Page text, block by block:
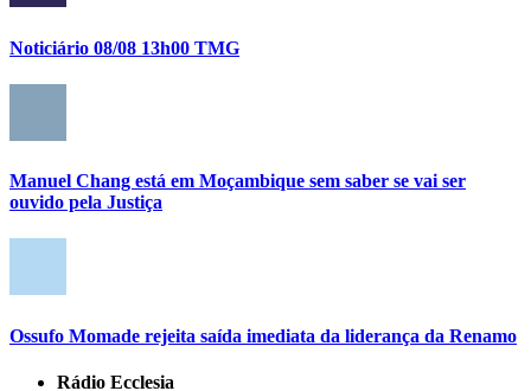
Noticiário 08/08 13h00 TMG
Manuel Chang está em Moçambique sem saber se vai ser
ouvido pela Justiça
Ossufo Momade rejeita saída imediata da liderança da Renamo
Rádio Ecclesia